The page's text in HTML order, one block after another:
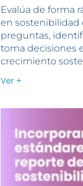
Evalúa de forma
en sostenibilidad
preguntas,
toma decisiones
crecimiento
Ver +